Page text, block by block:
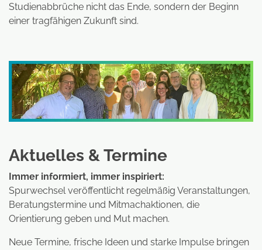
Studienabbrüche nicht das Ende, sondern der Beginn
einer tragfähigen Zukunft sind.
Aktuelles & Termine
Immer informiert, immer inspiriert:
Spurwechsel veröffentlicht regelmäßig Veranstaltungen,
Beratungstermine und Mitmachaktionen, die
Orientierung geben und Mut machen.
Neue Termine, frische Ideen und starke Impulse bringen